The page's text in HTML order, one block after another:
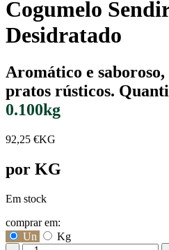
Cogumelo
Desidratado
Aromático e
pratos rústicos.
0.100kg
92,25 €KG
por KG
Em stock
comprar em:
Un
Kg